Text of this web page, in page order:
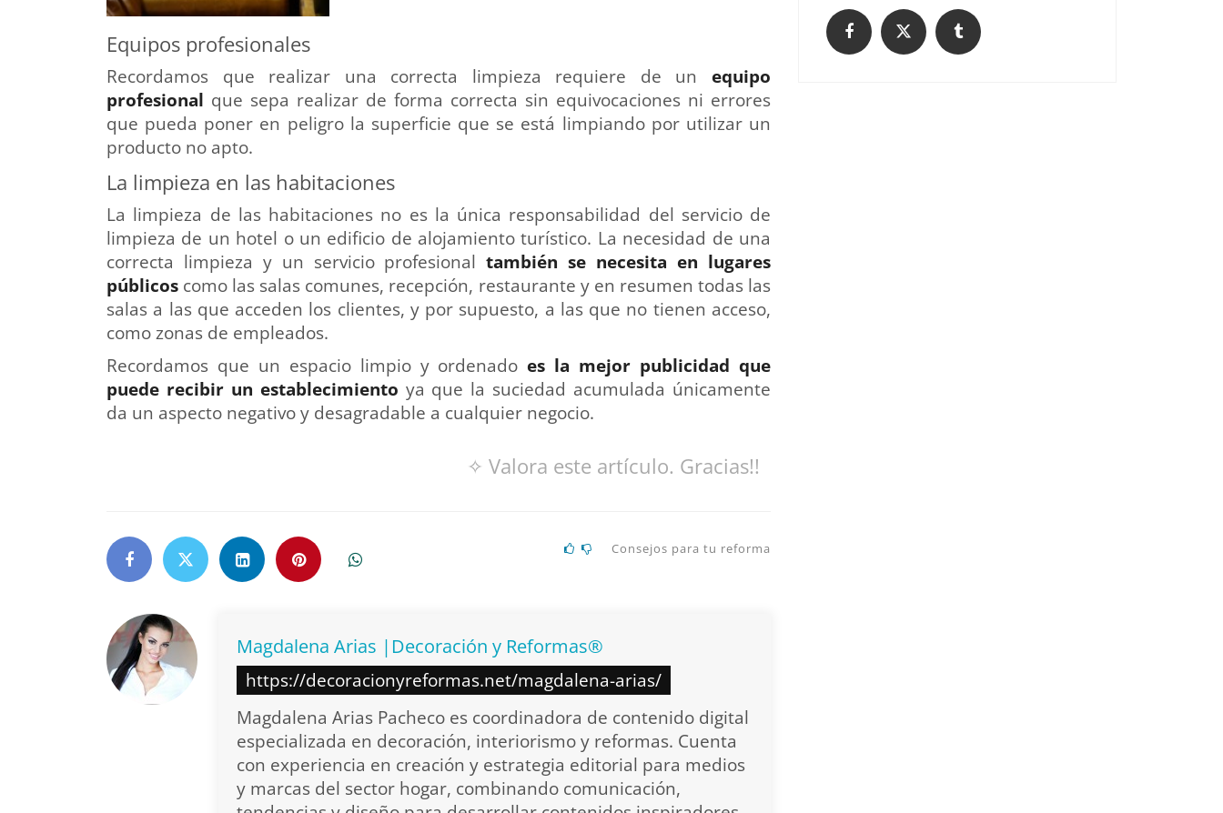
Equipos profesionales
Recordamos que realizar una correcta limpieza requiere de un equipo
profesional que sepa realizar de forma correcta sin equivocaciones ni errores
que pueda poner en peligro la superficie que se está limpiando por utilizar un
producto no apto.
La limpieza en las habitaciones
La limpieza de las habitaciones no es la única responsabilidad del servicio de
limpieza de un hotel o un edificio de alojamiento turístico. La necesidad de una
correcta limpieza y un servicio profesionaltambién se necesita en lugares
públicos como las salas comunes, recepción, restaurante y en resumen todas las
salas a las que acceden los clientes, y por supuesto, a las que no tienen acceso,
como zonas de empleados.
Recordamos que un espacio limpio y ordenado es la mejor publicidad que
puede recibir un establecimiento ya que la suciedad acumulada únicamente
da un aspecto negativo y desagradable a cualquier negocio.
✧ Valora este artículo. Gracias!!
Consejos para tu reforma
Magdalena Arias |Decoración y Reformas®
https://decoracionyreformas.net/magdalena-arias/
Magdalena Arias Pacheco es coordinadora de contenido digital
especializada en decoración, interiorismo y reformas. Cuenta
con experiencia en creación y estrategia editorial para medios
y marcas del sector hogar, combinando comunicación,